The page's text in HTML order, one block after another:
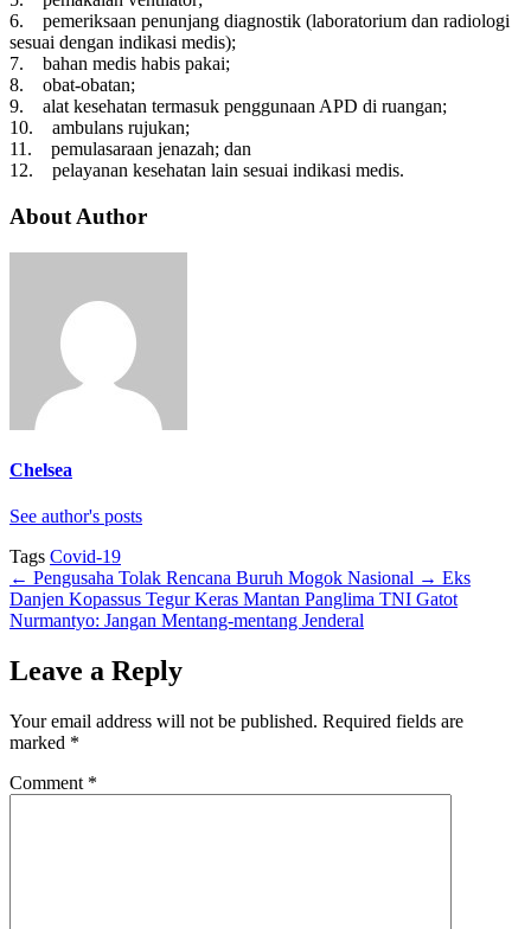
6. pemeriksaan penunjang diagnostik (laboratorium dan radiologi
sesuai dengan indikasi medis);
7. bahan medis habis pakai;
8. obat-obatan;
9. alat kesehatan termasuk penggunaan APD di ruangan;
10. ambulans rujukan;
11. pemulasaraan jenazah; dan
12. pelayanan kesehatan lain sesuai indikasi medis.
About Author
Chelsea
See author's posts
Tags Covid-19
← Pengusaha Tolak Rencana Buruh Mogok Nasional → Eks
Danjen Kopassus Tegur Keras Mantan Panglima TNI Gatot
Nurmantyo: Jangan Mentang-mentang Jenderal
Leave a Reply
Your email address will not be published. Required fields are
marked *
Comment *